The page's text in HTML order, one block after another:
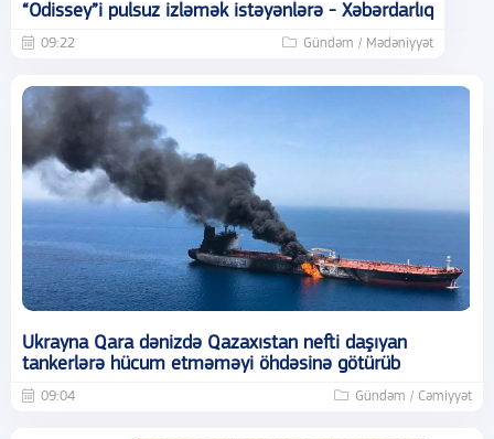
“Odissey”i pulsuz izləmək istəyənlərə - Xəbərdarlıq
09:22 Gündəm / Mədəniyyət
Ukrayna Qara dənizdə Qazaxıstan nefti daşıyan
tankerlərə hücum etməməyi öhdəsinə götürüb
09:04 Gündəm / Cəmiyyət